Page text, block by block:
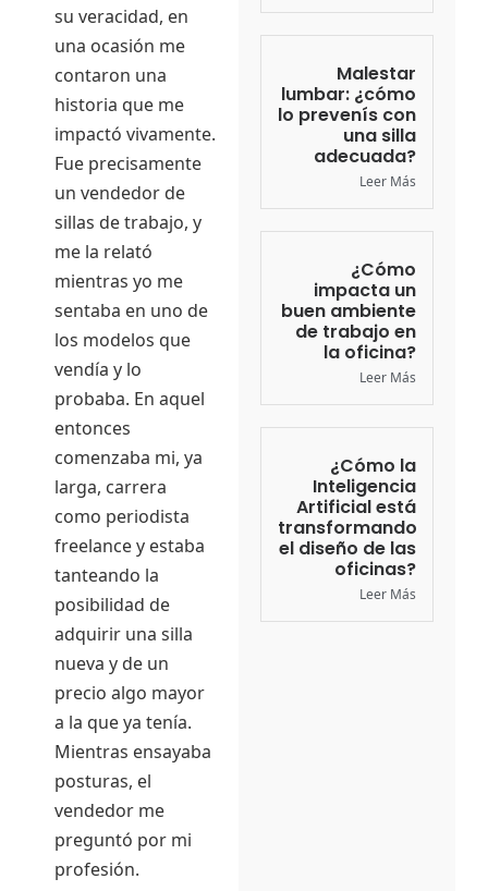
su veracidad, en
una ocasión me
contaron una
historia que me
impactó vivamente.
Fue precisamente
un vendedor de
sillas de trabajo, y
me la relató
mientras yo me
sentaba en uno de
los modelos que
vendía y lo
probaba. En aquel
entonces
comenzaba mi, ya
larga, carrera
como periodista
freelance y estaba
tanteando la
posibilidad de
adquirir una silla
nueva y de un
precio algo mayor
a la que ya tenía.
Mientras ensayaba
posturas, el
vendedor me
preguntó por mi
profesión.
Malestar
lumbar: ¿cómo
lo prevenís con
una silla
adecuada?
Leer Más
¿Cómo
impacta un
buen ambiente
de trabajo en
la oficina?
Leer Más
¿Cómo la
Inteligencia
Artificial está
transformando
el diseño de las
oficinas?
Leer Más